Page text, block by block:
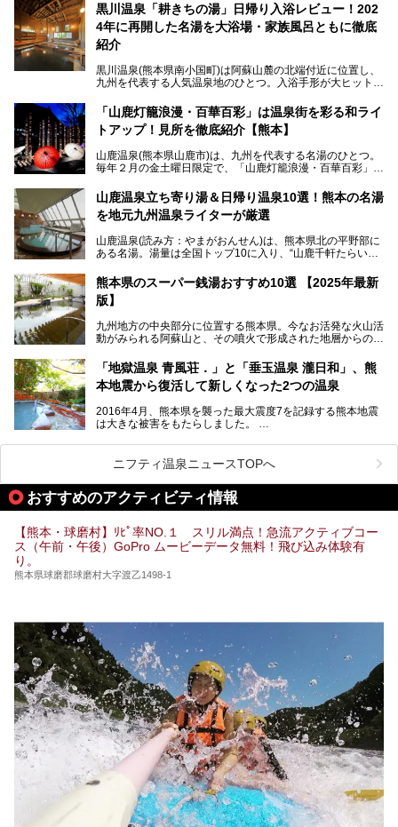
黒川温泉「耕きちの湯」日帰り入浴レビュー！202
4年に再開した名湯を大浴場・家族風呂ともに徹底
紹介
黒川温泉(熊本県南小国町)は阿蘇山麓の北端付近に位置し、
九州を代表する人気温泉地のひとつ。入浴手形が大ヒット
す。
中でも「耕きち(こうきち)の湯」は露天風呂を持たないもの
り一度廃業しましたが、2024年10月に営業再開。数多くの
温泉ファンに注目される名湯です。
今回は再開した耕きちの湯を訪問し、全浴室(男女別大浴
「山鹿灯籠浪漫・百華百彩」は温泉街を彩る和ライ
トアップ！見所を徹底紹介【熊本】
山鹿温泉(熊本県山鹿市)は、九州を代表する名湯のひとつ。
毎年２月の金土曜日限定で、「山鹿灯籠浪漫・百華百彩」
ます。和傘や竹、ろうそくなどを用いて、和情緒たっぷりの
ライトアップが無料で楽しめます。
日、の合計8日間開催。今回は地元九州在住の筆者が、その
見所を徹底紹介。併せて、その他イベントや立ち寄り湯も併
山鹿温泉立ち寄り湯＆日帰り温泉10選！熊本の名湯
を地元九州温泉ライターが厳選
山鹿温泉(読み方：やまがおんせん)は、熊本県北の平野部に
ある名湯。湯量は全国トップ10に入り、“山鹿千軒たらいな
泉質であり、お湯の良さにも定評があります。
今回は地元九州の温泉ライターの私が実際に入浴した中か
設・家族風呂の3パターンに分類し、合計10施設を厳選して
ご紹介。ぜひ、湯めぐりの参考にして下さいね！
熊本県のスーパー銭湯おすすめ10選 【2025年最新
版】
九州地方の中央部分に位置する熊本県。今なお活発な火山活
動がみられる阿蘇山と、その噴火で形成された地層からの湧
す。
そんな熊本県は、県内の至るところから温泉が湧いている温
泉県でもあります。山鹿温泉、玉名温泉、黒川温泉、人吉温
出すスーパー銭湯が豊富です。なかでも注目のスーパー銭湯
をピックアップしました。
「地獄温泉 青風荘．」と「垂玉温泉 瀧日和」、熊
本地震から復活して新しくなった2つの温泉
2016年4月、熊本県を襲った最大震度7を記録する熊本地震
は大きな被害をもたらしました。
阿蘇山麓の南阿蘇村の「地獄温泉 清風荘」、そして「清風
荘」から400mほど離れた「垂玉（たるたま）温泉 山口旅
館」の2軒は、この地震による土砂崩れなどのために、一時
期は孤立状態に。もしかしたらこの時のニュースで、「地獄
温泉」と「垂玉温泉」の名前を知った人もいるかもしれませ
ん。
この2軒は今どうなっているのでしょうか。実は現在は「地
獄温泉 青風荘．」「垂玉温泉 瀧日和」として営業を再開し
します。
ニフティ温泉ニュースTOPへ
おすすめのアクティビティ情報
【熊本・球磨村】ﾘﾋﾟ率NO.１ スリル満点！急流アクティブコー
ス（午前・午後）GoPro ムービーデータ無料！飛び込み体験有
り。
熊本県球磨郡球磨村大字渡乙1498-1